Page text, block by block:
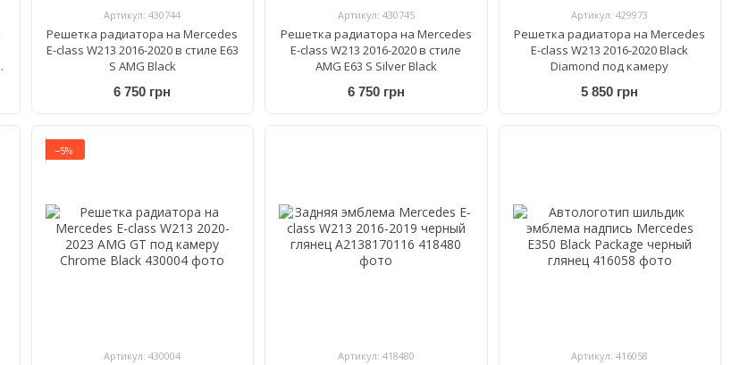
Артикул: 430744
Решетка радиатора на Mercedes
E-class W213 2016-2020 в стиле E63
S AMG Black
6 750 грн
Артикул: 430745
Решетка радиатора на Mercedes
E-class W213 2016-2020 в стиле
AMG E63 S Silver Black
6 750 грн
Артикул: 429973
Решетка радиатора на Mercedes
E-class W213 2016-2020 Black
Diamond под камеру
5 850 грн
−5%
Артикул: 430004 Артикул: 418480 Артикул: 416058